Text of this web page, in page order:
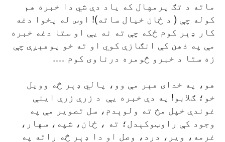
ماته د تګ پرمهال که ياد دې شي دا خبره هم
کوله چې ( د ځان خيال ساته)! اوس له پخوا دغه
کار ډېر کوم ځکه چې ته نه يې او ستا دغه خبره
مې په ذهن کې انګازې کوي او ته خو پوهېږې چې
زه ستا د خبرو څومره درناوی کوم ….
هو، په خدای هېر مې وو، پالي ډېر څه وويل
خو؛ ګلابو! په دې خبره يې
د زرې زرې اينې
غوندې خپل مخ ته ولوېدم، سل تصوير مې په
وجود کې راوټوکېدل؛ ته ، ځان، شپه، سهار،
غرمه، وير، درد، وصل او دا ډېر څه راته په